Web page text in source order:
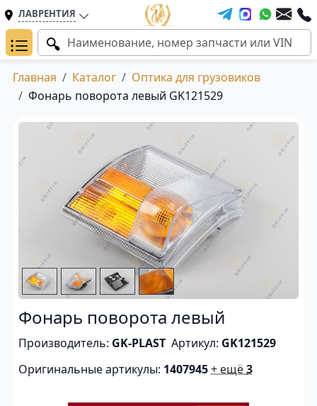
ЛАВРЕНТИЯ
Главная Каталог
Оптика для грузовиков
Фонарь поворота левый GK121529
Фонарь поворота левый
Производитель: GK-PLAST Артикул: GK121529
Оригинальные артикулы: 1407945+ ещё3